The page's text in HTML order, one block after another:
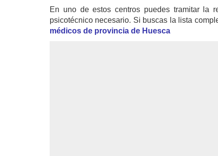
En uno de estos centros puedes tramitar la
psicotécnico necesario. Si buscas la lista
médicos de provincia de Huesca